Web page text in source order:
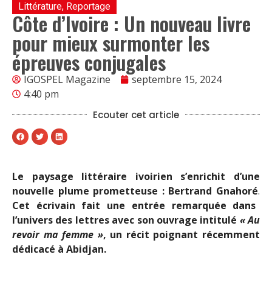
Littérature, Reportage
Côte d’Ivoire : Un nouveau livre
pour mieux surmonter les
épreuves conjugales
IGOSPEL Magazine
septembre 15, 2024
4:40 pm
Ecouter cet article
Le paysage littéraire ivoirien s’enrichit d’une
nouvelle plume prometteuse : Bertrand Gnahoré.
Cet écrivain fait une entrée remarquée dans
l’univers des lettres avec son ouvrage intitulé « Au
revoir ma femme », un récit poignant récemment
dédicacé à Abidjan.